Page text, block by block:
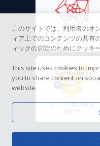
東北大学ナノテク融合
技術支援センター
ナノプラ微細構造
このサイトでは、利用者のオ
ィア上でのコンテンツの共有
ィックの測定のためにクッキ
This site uses cookies to
you to share content on
website.